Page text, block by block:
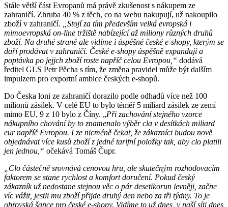
Stále větší část Evropanů má právě zkušenost s nákupem ze
zahraničí. Zhruba 40 % z těch, co na webu nakupují, už nakoupilo
zboží v zahraničí.
„Stojí za tím především velká evropská i
mimoevropská on-line tržiště nabízející až miliony různých druhů
zboží. Na druhé straně ale vidíme i úspěšné české e-shopy, kterým se
daří prodávat v zahraničí. České e-shopy úspěšně expandují a
poptávka po jejjch zboží roste napříč celou Evropou,“ dodává
ředitel GLS Petr Pěcha s tím, že změna pravidel může být dalším
impulzem pro exportní ambice českých e-shopů.
Do Česka loni ze zahraničí dorazilo podle odhadů více než 100
milionů zásilek. V celé EU to bylo téměř 5 miliard zásilek ze zemí
mimo EU, 9 z 10 bylo z Číny. „Při zachování stejného vzorce
nákupního chování by to znamenalo výběr cla v desítkách miliard
eur napříč Evropou. Lze nicméně čekat, že zákazníci budou nově
objednávat více kusů zboží z jedné tarifní položky tak, aby clo platili
jen jednou,“ očekává Tomáš Čupr.
„Clo částečně srovnává cenovou hru, ale skutečným rozhodovacím
faktorem se stane rychlost a komfort doručení. Pokud český
zákazník už nedostane stejnou věc o pár desetikorun levněji, začne
víc vážit, jestli mu zboží přijde druhý den nebo za tři týdny. To je
obrovská šance pro české e-shopy. Vidíme to už dnes, v naší síti dnes